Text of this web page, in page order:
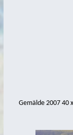
Der
beeil dich
Gemälde 2007 40